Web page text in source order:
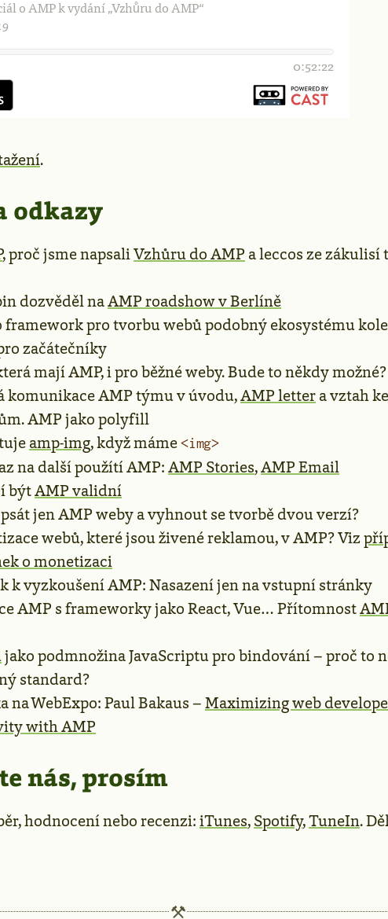
.
odkazy
, proč jsme napsaliVzhůru do AMP a leccos ze zákulisí
dozvěděl naAMP roadshow v Berlíně
framework pro tvorbu webů podobný ekosystému
začátečníky
mají AMP, i pro běžné weby. Bude to někdy možné?
komunikace AMP týmu v úvodu,AMP lettera vztah ke
AMP jako polyfill
amp-img, když máme<img>
na další použítí AMP:AMP Stories,AMP Email
býtAMP validní
psát jen AMP weby a vyhnout se tvorbě dvou verzí?
webů, které jsou živené reklamou, v AMP? Viz
o monetizaci
k vyzkoušení AMP: Nasazení jen na vstupní stránky
AMP s frameworky jako React, Vue… Přítomnost
jako podmnožina JavaScriptu pro bindování – proč to
standard?
na WebExpo: Paul Bakaus –Maximizing web
with AMP
nás, prosím
hodnocení nebo recenzi:iTunes,Spotify,TuneIn.